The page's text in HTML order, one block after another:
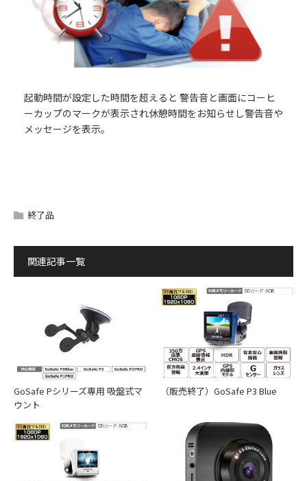
起動時間が設定した時間を超えると 警告音と画面にコーヒ
ーカップのマークが表示され休憩時間をお知らせし警告音や
メッセージを表示。
MicroSD カードの取り付け
終了品
関連記事一覧
GoSafe Pシリーズ専用 吸盤式マ
ウント
（販売終了）GoSafe P3 Blue